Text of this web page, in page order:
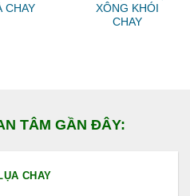
CHAY
XÔNG KHÓI
CHAY
TÂM GẦN ĐÂY:
CHAY